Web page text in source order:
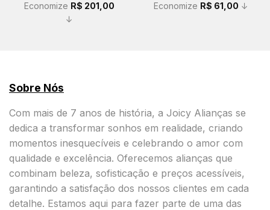
Economize R$ 201,00
↓
Economize R$ 61,00 ↓
Sobre Nós
Com mais de 7 anos de história, a Joicy Alianças se
dedica a transformar sonhos em realidade, criando
momentos inesquecíveis e celebrando o amor com
qualidade e excelência. Oferecemos alianças que
combinam beleza, sofisticação e preços acessíveis,
garantindo a satisfação dos nossos clientes em cada
detalhe. Estamos aqui para fazer parte de uma das